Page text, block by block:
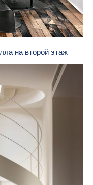
на второй этаж